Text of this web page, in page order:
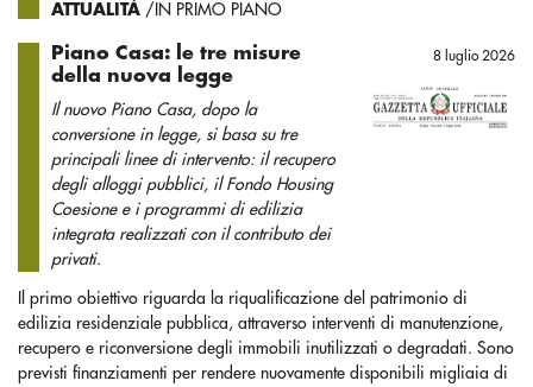
ATTUALITÀ /IN PRIMO PIANO
Piano Casa: le tre misure
della nuova legge
Il nuovo Piano Casa, dopo la
conversione in legge, si basa su tre
principali linee di intervento: il recupero
degli alloggi pubblici, il Fondo Housing
Coesione e i programmi di edilizia
integrata realizzati con il contributo dei
privati.
8 luglio 2026
Il primo obiettivo riguarda la riqualificazione del patrimonio di
edilizia residenziale pubblica, attraverso interventi di manutenzione,
recupero e riconversione degli immobili inutilizzati o degradati. Sono
previsti finanziamenti per rendere nuovamente disponibili migliaia di